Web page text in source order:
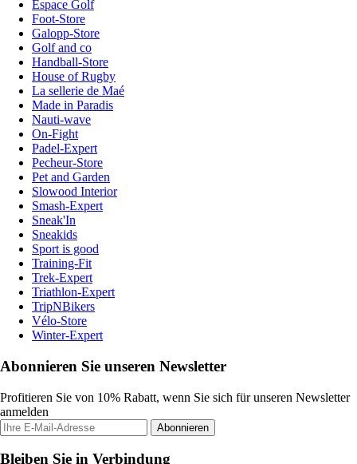
Espace Golf
Foot-Store
Galopp-Store
Golf and co
Handball-Store
House of Rugby
La sellerie de Maé
Made in Paradis
Nauti-wave
On-Fight
Padel-Expert
Pecheur-Store
Pet and Garden
Slowood Interior
Smash-Expert
Sneak'In
Sneakids
Sport is good
Training-Fit
Trek-Expert
Triathlon-Expert
TripNBikers
Vélo-Store
Winter-Expert
Abonnieren Sie unseren Newsletter
Profitieren Sie von 10% Rabatt, wenn Sie sich für unseren Newsletter
anmelden
Abonnieren
Bleiben Sie in Verbindung